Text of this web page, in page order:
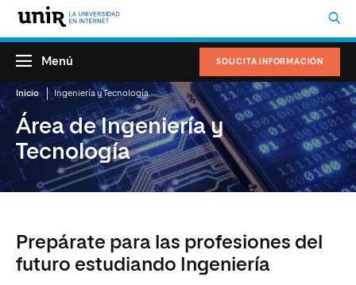
SOLICITA INFORMACIÓN
Menú
Inicio Ingeniería y Tecnología
Área de Ingeniería y
Tecnología
Prepárate para las profesiones del
futuro estudiando Ingeniería